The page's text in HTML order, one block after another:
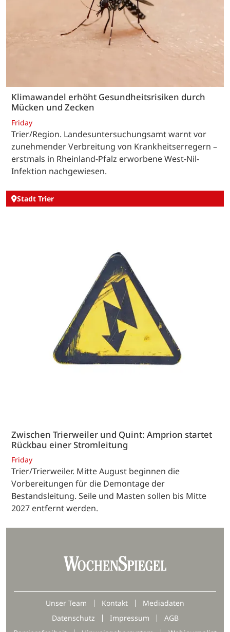
Klimawandel erhöht Gesundheitsrisiken durch
Mücken und Zecken
Friday
Trier/Region. Landesuntersuchungsamt warnt vor
zunehmender Verbreitung von Krankheitserregern –
erstmals in Rheinland-Pfalz erworbene West-Nil-
Infektion nachgewiesen.
Stadt Trier
Zwischen Trierweiler und Quint: Amprion startet
Rückbau einer Stromleitung
Friday
Trier/Trierweiler. Mitte August beginnen die
Vorbereitungen für die Demontage der
Bestandsleitung. Seile und Masten sollen bis Mitte
2027 entfernt werden.
Unser Team Kontakt
Mediadaten
Datenschutz
Impressum
AGB